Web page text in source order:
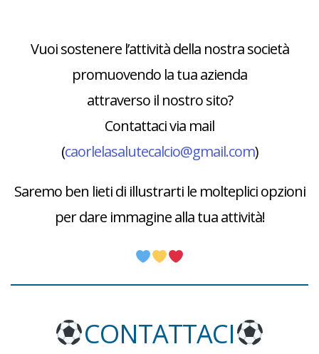
Vuoi sostenere l’attività della nostra società
promuovendo la tua azienda
attraverso il nostro sito?
Contattaci via mail
(caorlelasalutecalcio@gmail.com)
Saremo ben lieti di illustrarti le molteplici opzioni
per dare immagine alla tua attività!
CONTATTACI